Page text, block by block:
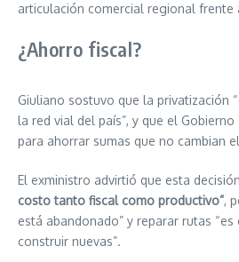
articulación comercial regional frente
¿Ahorro fiscal?
Giuliano sostuvo que la privatización
la red vial del país”, y que el
para ahorrar sumas que no cambian
El exministro advirtió que esta decisión
costo tanto fiscal como productivo”,
está abandonado” y reparar rutas
construir nuevas”.